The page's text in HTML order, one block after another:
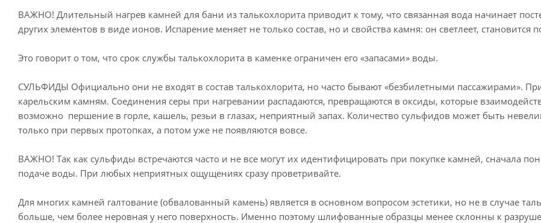
ВАЖНО! Длительный нагрев камней для бани из талькохлорита приводит к тому, что связанная вода начинает
других элементов в виде ионов. Испарение меняет не только состав, но и свойства камня: он светлеет, становится
Это говорит о том, что срок службы талькохлорита в каменке ограничен его «запасами» воды.
СУЛЬФИДЫ Официально они не входят в состав талькохлорита, но часто бывают «безбилетными пассажирами».
карельским камням. Соединения серы при нагревании распадаются, превращаются в оксиды, которые
возможно першение в горле, кашель, резьи в глазах, неприятный запах. Количество сульфидов может быть
только при первых протопках, а потом уже не появляются вовсе.
ВАЖНО! Так как сульфиды встречаются часто и не все могут их идентифицировать при покупке камней, сначала
подаче воды. При любых неприятных ощущениях сразу проветривайте.
Для многих камней галтование (обвалованный камень) является в основном вопросом эстетики, но не в случае
больше, чем более неровная у него поверхность. Именно поэтому шлифованные образцы менее склонны к